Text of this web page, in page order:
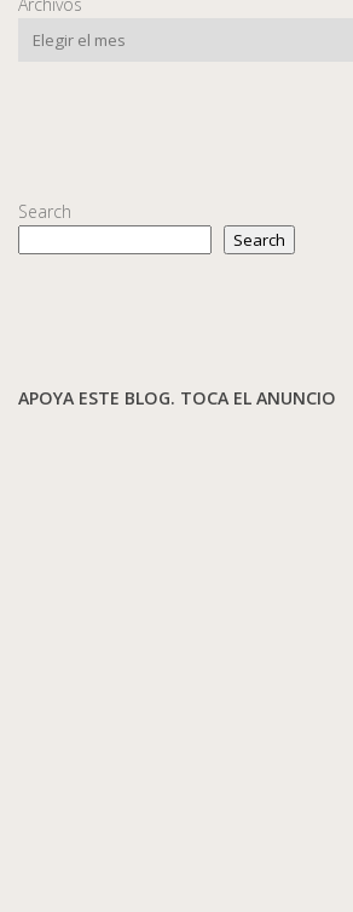
Search
Search
APOYA ESTE BLOG. TOCA EL ANUNCIO